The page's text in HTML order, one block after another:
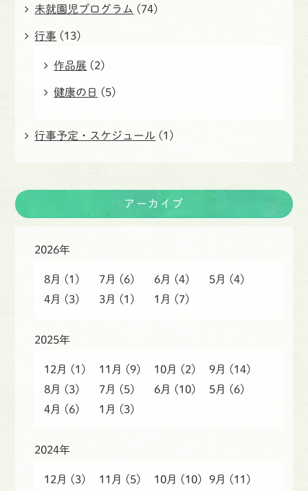
未就園児プログラム (74)
行事 (13)
作品展 (2)
健康の日 (5)
行事予定・スケジュール (1)
アーカイブ
2026年
8月 (1) 7月 (6) 6月 (4) 5月
(4)
4月
(3) 3月 (1) 1月 (7)
2025年
12月 (1) 11月 (9) 10月 (2) 9月
(14)
8月
(3) 7月 (5) 6月 (10) 5月
(6)
4月
(6) 1月 (3)
2024年
12月 (3) 11月 (5) 10月 (10) 9月
(11)